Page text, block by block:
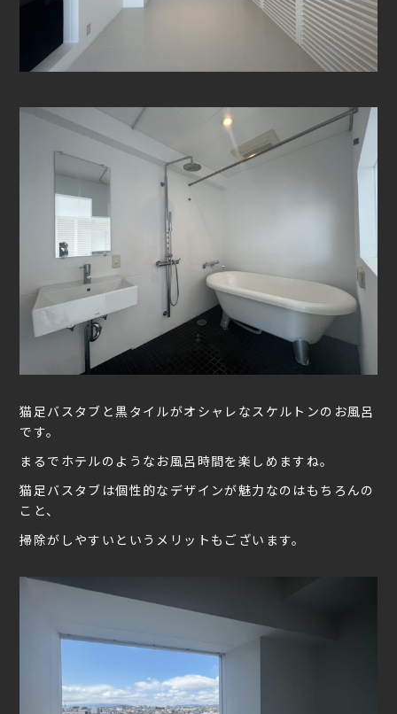
猫足バスタブと黒タイルがオシャレなスケルトンのお風呂
です。
まるでホテルのようなお風呂時間を楽しめますね。
猫足バスタブは個性的なデザインが魅力なのはもちろんの
こと、
掃除がしやすいというメリットもございます。